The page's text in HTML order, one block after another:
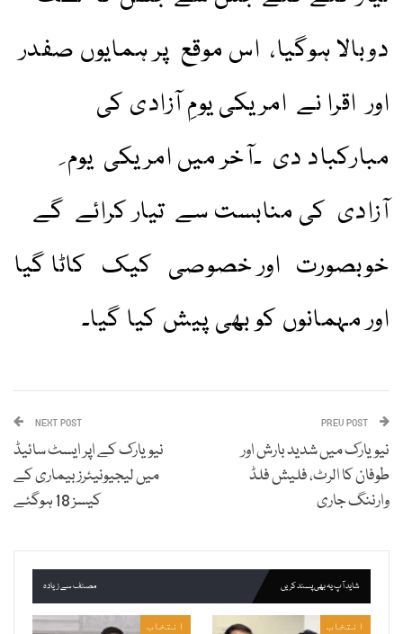
دوبالا ہوگیا، اس موقع پر ہمایوں صفدر
اور اقرا نے امریکی یومِ آزادی کی
مبارکباد دی ۔آخر میں امریکی یوم ِ
آزادی کی منابست سے تیار کرائے گے
خوبصورت اور خصوصی کیک کاٹا گیا
اور مہمانوں کو بھی پیش کیا گیا۔
نیویارک میں شدید بارش اور
طوفان کا الرٹ، فلیش فلڈ
وارننگ جاری
NEXT POST
نیویارک کے اپر ایسٹ سائیڈ
میں لیجیونیئرز بیماری کے
کیسز 18 ہوگئے
شاید آپ یہ بھی پسند کریں مصنف سے زیادہ
انتخاب انتخاب